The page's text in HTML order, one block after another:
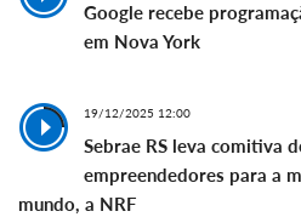
Google recebe
em Nova York
19/12/2025 12:00
Sebrae RS leva comitiva
empreendedores para a
mundo, a NRF